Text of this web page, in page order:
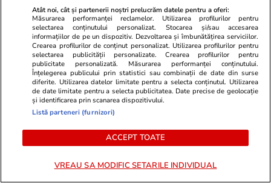
1 2 ••• 15
Libertatea.ro
Ultimele știri
Bani și Afaceri
Infrastructura
Război Iran
Monden
Lifestyle
plantelor
Cele mai citite
știri
Atât noi, cât și partenerii noștri prelucrăm datele pentru a oferi:
Măsurarea performanței reclamelor. Utilizarea profilurilor pentru
selectarea conținutului personalizat. Stocarea și/sau accesarea
informațiilor de pe un dispozitiv. Dezvoltarea și îmbunătățirea serviciilor.
Crearea profilurilor de conținut personalizat. Utilizarea profilurilor pentru
selectarea publicității personalizate. Crearea profilurilor pentru
publicitate personalizată. Măsurarea performanței conținutului.
Înțelegerea publicului prin statistici sau combinații de date din surse
diferite. Utilizarea datelor limitate pentru a selecta conținutul. Utilizarea
de date limitate pentru a selecta publicitatea. Date precise de geolocație
și identificarea prin scanarea dispozitivului.
Listă parteneri (furnizori)
ACCEPT TOATE
VREAU SA MODIFIC SETARILE INDIVIDUAL